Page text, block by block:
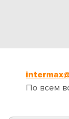
По всем